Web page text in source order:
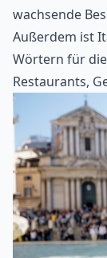
wachsende
Außerdem ist
Wörtern für
Restaurants,